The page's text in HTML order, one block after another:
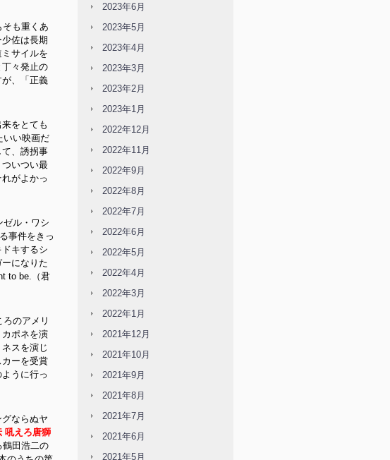
そも重くあ
佐は長期
サイルを
々発止の
、「正義
をとても
いい映画だ
、誘拐事
いつい最
がよかっ
ゼル・ワシ
事件をきっ
キするシ
になりた
to be.（君
のアメリ
ポネを演
スを演じ
ーを受賞
うに行っ
ならぬヤ
吼えろ唐獅
鶴田浩二の
2023年6月
2023年5月
2023年4月
2023年3月
2023年2月
2023年1月
2022年12月
2022年11月
2022年9月
2022年8月
2022年7月
2022年6月
2022年5月
2022年4月
2022年3月
2022年1月
2021年12月
2021年10月
2021年9月
2021年8月
2021年7月
2021年6月
2021年5月